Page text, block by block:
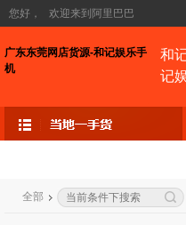
您好， 欢迎来到阿里巴巴
广东东莞网店货源-和记娱乐手
机
和
记
全部